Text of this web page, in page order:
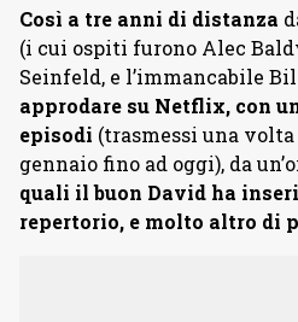
Così a tre anni di distanza
(i cui ospiti furono Alec
Seinfeld, e l’immancabile
approdare su Netflix, con
episodi (trasmessi una
gennaio fino ad oggi), da
quali il buon David ha
repertorio, e molto altro di